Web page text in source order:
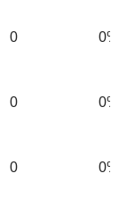
0 0%
0 0%
0 0%